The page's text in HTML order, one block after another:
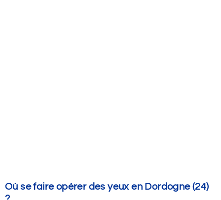
Où se faire opérer des yeux en Dordogne (24)